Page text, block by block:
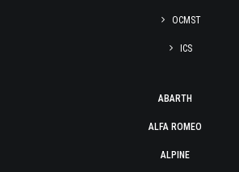
OCMST
ICS
ABARTH
ALFA ROMEO
ALPINE